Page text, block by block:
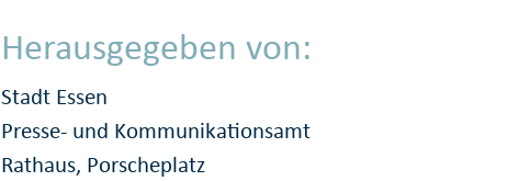
Herausgegeben von:
Stadt Essen
Presse- und Kommunikationsamt
Rathaus, Porscheplatz